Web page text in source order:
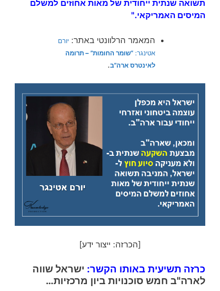
תשואה שנתית ייחודית של מאות אחוזים למשלם
המיסים האמריקאי."
המאמר הרלוונטי באתר: יורם
אטינגר: “שומר החומות” – תרומה
לאינטרס ארה”ב.
[הכרזה: ייצור ידע]
כרזה תשיעית באותו הקשר: ישראל שווה
לארה"ב חמש סוכנויות ביון מרכזיות…